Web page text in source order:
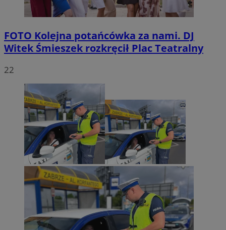
FOTO Kolejna potańcówka za nami. DJ
Witek Śmieszek rozkręcił Plac Teatralny
22